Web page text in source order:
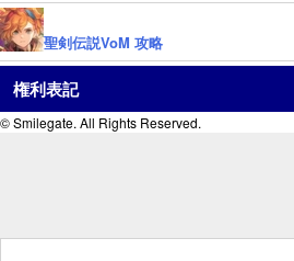
聖剣伝説VoM 攻略
権利表記
© Smilegate. All Rights Reserved.